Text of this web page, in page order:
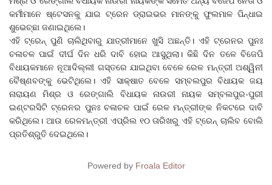
କର୍ମୀମାନେ ଷ୍ଟେସନକୁ ଯାଇ ଟ୍ରେନ ଡ୍ରାଇଭର ମାନଙ୍କୁ ଫୁଲମାଳ ପିନ୍ଧାଇ
ଶୁଭେଚ୍ଛା ଜଣାଇଥିଲେ।
ଏହି ଟ୍ରେନ୍ ପୁଣି ଚାଲିଥିବାରୁ ଯାତ୍ରୀମାନେ ଖୁସି ଅଛନ୍ତି। ଏହି ଟ୍ରେନର ପୁନଃ
ଚଳାଚଳ ପାଇଁ ଦୀର୍ଘ ଦିନ ଧରି ଦାବି ହୋଇ ଆସୁଥିଲା। କିଛି ଦିନ ତଳେ ବିଜେପି
ବିଧାୟକମାନେ ନୂଆଦିଲ୍ଲୀ ଗସ୍ତରେ ଯାଇଥିବା ବେଳେ ରେଳ ମନ୍ତ୍ରୀ ଅଶ୍ୱିନୀ
ବୈଷ୍ଣବଙ୍କୁ ଭେଟିଥିଲେ। ଏହି ସାକ୍ଷାତ ବେଳେ ସମ୍ବଲପୁର ବିଧାୟକ ଜୟ
ନାରାୟଣ ମିଶ୍ର ଓ ରେଙ୍ଗାଲି ବିଧାୟକ ନାଉରୀ ନାୟକ ସମ୍ବଲପୁର-ପୁରୀ
ଇଣ୍ଟରସିଟି ଟ୍ରେନର ପୁନଃ ଚଳାଚଳ ପାଇଁ ରେଳ ମନ୍ତ୍ରୀଙ୍କ ନିକଟରେ ଦାବି
କରିଥିଲେ। ଆଉ ରେଳମନ୍ତ୍ରୀ ଏପ୍ରିଲ ୧୦ ତାରିଖରୁ ଏହି ଟ୍ରେନ୍ ଚାଲିବ ବୋଲି
ପ୍ରତିଶ୍ରୁତି ଦେଇଥିଲେ।
Powered by Froala Editor